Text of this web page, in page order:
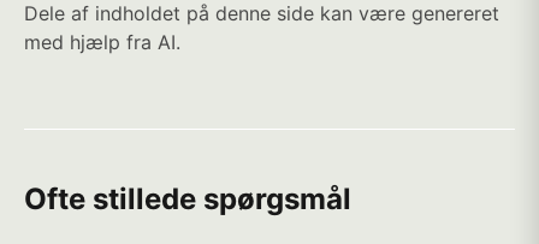
Dele af indholdet på denne side kan være genereret
med hjælp fra AI.
Ofte stillede spørgsmål